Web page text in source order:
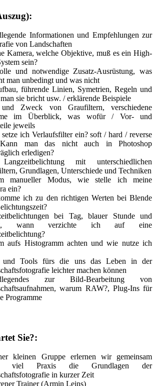
Informationen und Empfehlungen zur
von Landschaften
Kamera, welche Objektive, muß es ein High-
sein?
und notwendige Zusatz-Ausrüstung, was
man unbedingt und was nicht
führende Linien, Symetrien, Regeln und
sie bricht usw. / erklärende Beispiele
Zweck von Graufiltern, verschiedene
im Überblick, was wofür / Vor- und
jeweils
setze ich Verlaufsfilter ein? soft / hard / reverse
man das nicht auch in Photoshop
erledigen?
mit unterschiedlichen
Grundlagen, Unterschiede und Techniken
manueller Modus, wie stelle ich meine
ein?
ich zu den richtigen Werten bei Blende
bei Tag, blauer Stunde und
wann verzichte ich auf eine
aufs Histogramm achten und wie nutze ich
und Tools fürs die uns das Leben in der
leichter machen können
zur Bild-Bearbeitung von
warum RAW?, Plug-Ins für
Programme
Sie?:
kleinen Gruppe erlernen wir gemeinsam
viel Praxis die Grundlagen der
in kurzer Zeit
Trainer (Armin Leins)